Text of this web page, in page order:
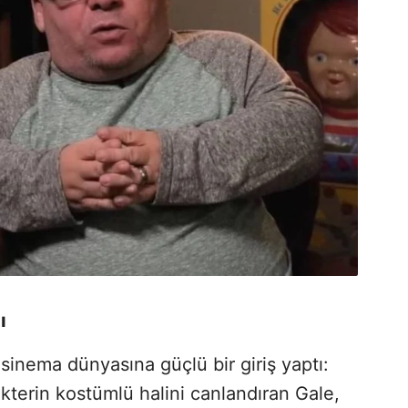
dünyasına güçlü bir giriş yaptı:
kostümlü halini canlandıran Gale,